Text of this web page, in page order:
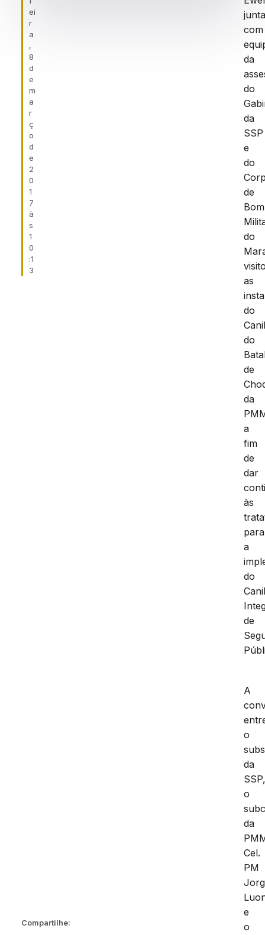
ei
r
a
,
8
d
e
m
a
r
ç
o
d
e
2
0
1
7
à
s
1
0
:1
3
Compartilhe:
com
da
do
da
SSP
e
do
de
do
as
do
do
de
da
a
fim
de
dar
às
para
a
do
de
A
o
da
o
da
Cel.
PM
e
o